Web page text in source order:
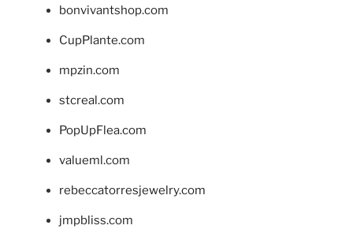
bonvivantshop.com
CupPlante.com
mpzin.com
stcreal.com
PopUpFlea.com
valueml.com
rebeccatorresjewelry.com
jmpbliss.com